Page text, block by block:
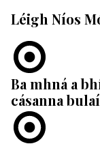
Léigh Níos
Ba mhná a
cásanna